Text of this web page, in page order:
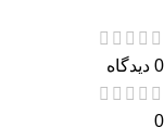
0 دیدگاه
0